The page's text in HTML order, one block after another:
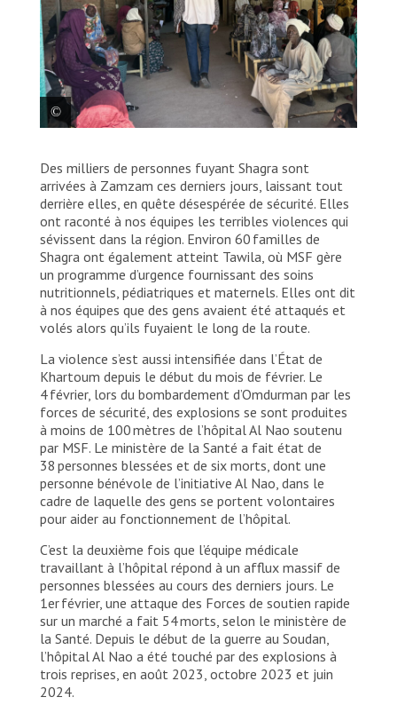
Nord-Darfour. Il est responsable de la mise en place
et de l’amélioration des activités de soins
hospitaliers. Soudan, 2024. © MSF
Des milliers de personnes fuyant Shagra sont
arrivées à Zamzam ces derniers jours, laissant tout
derrière elles, en quête désespérée de sécurité. Elles
ont raconté à nos équipes les terribles violences qui
sévissent dans la région. Environ 60 familles de
Shagra ont également atteint Tawila, où MSF gère
un programme d’urgence fournissant des soins
nutritionnels, pédiatriques et maternels. Elles ont dit
à nos équipes que des gens avaient été attaqués et
volés alors qu’ils fuyaient le long de la route.
La violence s’est aussi intensifiée dans l’État de
Khartoum depuis le début du mois de février. Le
4 février, lors du bombardement d’Omdurman par les
forces de sécurité, des explosions se sont produites
à moins de 100 mètres de l’hôpital Al Nao soutenu
par MSF. Le ministère de la Santé a fait état de
38 personnes blessées et de six morts, dont une
personne bénévole de l’initiative Al Nao, dans le
cadre de laquelle des gens se portent volontaires
pour aider au fonctionnement de l’hôpital.
C’est la deuxième fois que l’équipe médicale
travaillant à l’hôpital répond à un afflux massif de
personnes blessées au cours des derniers jours. Le
1er février, une attaque des Forces de soutien rapide
sur un marché a fait 54 morts, selon le ministère de
la Santé. Depuis le début de la guerre au Soudan,
l’hôpital Al Nao a été touché par des explosions à
trois reprises, en août 2023, octobre 2023 et juin
2024.